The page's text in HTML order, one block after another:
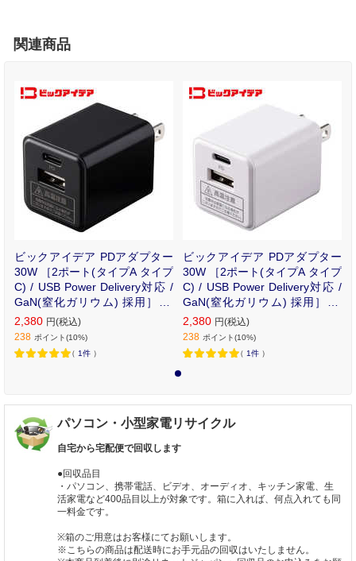
関連商品
ビックアイデア PDアダプター
30W ［2ポート(タイプA タイプ
C) / USB Power Delivery対応 /
GaN(窒化ガリウム) 採用］ ブ
ラック BIT-ACPD302AK
2,380 円(税込)
238 ポイント(10%)
（ 1件 ）
ビックアイデア PDアダプター
30W ［2ポート(タイプA タイプ
C) / USB Power Delivery対応 /
GaN(窒化ガリウム) 採用］ ホ
ワイト BIT-ACPD302AW
2,380 円(税込)
238 ポイント(10%)
（ 1件 ）
パソコン・小型家電リサイクル
自宅から宅配便で回収します
●回収品目
・パソコン、携帯電話、ビデオ、オーディオ、キッチン家電、生
活家電など400品目以上が対象です。箱に入れば、何点入れても同
一料金です。
※箱のご用意はお客様にてお願いします。
※こちらの商品は配送時にお手元品の回収はいたしません。